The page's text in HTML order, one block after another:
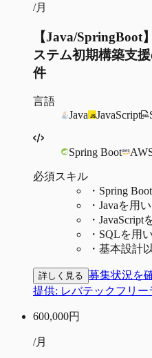
/月
【Java/SpringBoot
ステム初期構築支
件
言語
Java
JavaScript
Spring Boot
必須スキル
・ Spring
・ Javaを用
・ JavaScript
・ SQLを用
・ 基本設計
詳しく見る 募集状況を
提供: レバテックフリー
600,000円
/月